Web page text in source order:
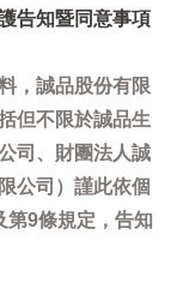
告知暨同意事項
，誠品股份有限
但不限於誠品生
司、財團法人誠
公司）謹此依個
第9條規定，告知